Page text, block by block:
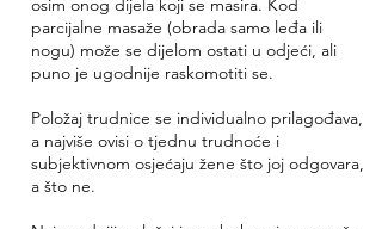
osim onog dijela koji se masira. Kod
parcijalne masaže (obrada samo leđa ili
nogu) može se dijelom ostati u odjeći, ali
puno je ugodnije raskomotiti se.
Položaj trudnice se individualno prilagođava,
a najviše ovisi o tjednu trudnoće i
subjektivnom osjećaju žene što joj odgovara,
a što ne.